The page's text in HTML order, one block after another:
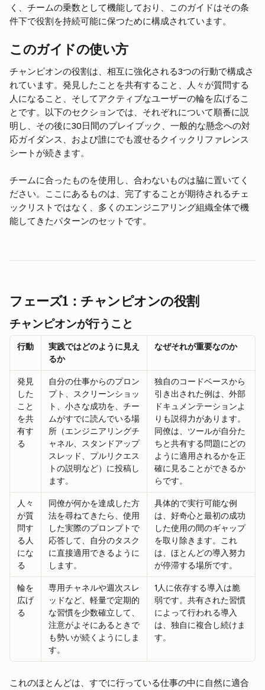
く、チームの乗数として機能しており、このガイドはその条
件下で役割を持続可能に保つために構成されています。
このガイドの使い方
チャンピオンの役割は、相互に強化される3つの行動で構成さ
れています。発見したことを共有すること、人々が質問する
人になること、そしてアクティブなユーザーの輪を広げるこ
とです。以下のセクションでは、それぞれについて順番に説
明し、その後に30日間のプレイブック、一般的な懸念への対
応ガイダンス、および誰にでも渡せるクイックリファレンス
シートが続きます。
チームに合ったものを使用し、合わないものは脇に置いてく
ださい。ここにあるものは、完了することが期待されるチェ
ックリストではなく、多くのエンジニアリング組織全体で機
能してきたパターンのセットです。
フェーズ1：チャンピオンの役割
チャンピオンが行うこと
行動
実践ではどのように見え
るか
なぜそれが重要なのか
発見
した
こと
を共
有す
る
自分の仕事からのプロン
プト、スクリーンショッ
ト、小さな成功を、チー
ムがすでに読んでいる場
所（エンジニアリングチ
ャネル、スタンドアップ
スレッド、プルリクエス
トの説明など）に投稿し
ます。
独自のコードベースから
引き出された例は、外部
ドキュメンテーションよ
りも説得力があります。
同僚は、ツールが自分た
ちと共有する問題にどの
ように適用されるかを正
確に見ることができるか
らです。
人々
が質
問す
る人
にな
る
同僚が何かを達成した方
法を尋ねてきたら、使用
した実際のプロンプトで
応答して、自分のタスク
に直接適用できるように
します。
具体的で実行可能な例
は、好奇心と最初の成功
した使用の間のギャップ
を取り除きます。これ
は、ほとんどの導入努力
が停滞する場所です。
輪を
広げ
る
専用チャネルや週次スレ
ッドなど、軽量で定期的
な習慣を少数確立して、
注意がよそにあるときで
も勢いが続くようにしま
す。
1人に依存する導入は脆
弱です。共有された習慣
によって行われる導入
は、独自に複合し続けま
す。
これのほとんどは、すでに行っている仕事の中に自然に適合